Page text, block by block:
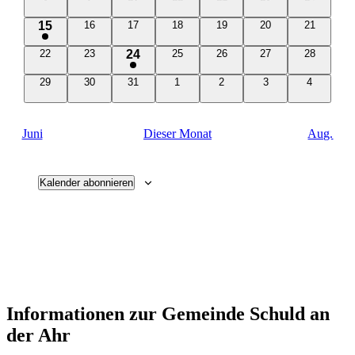
1
Veranstaltung
15
016
017
018
019
0
20
0
21
0
22
0
Veranstaltungen
23
1
Veranstaltung
24
0
25
0
26
0
27
0
28
0
29
0
30
0
31
0
1
0
2
0
3
0
4
Juni Dieser Monat Aug.
Kalender abonnieren
Informationen zur Gemeinde Schuld an
der Ahr